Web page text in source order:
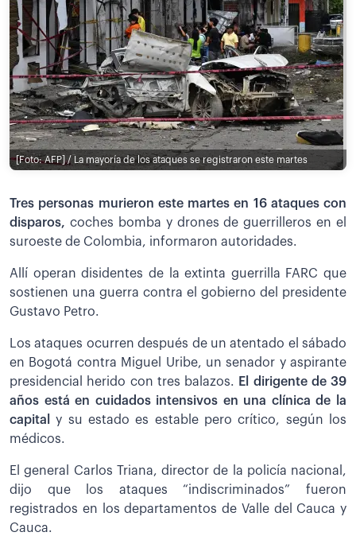
[Foto: AFP] / La mayoría de los ataques se registraron este martes
Tres personas murieron este martes en 16 ataques con
disparos, coches bomba y drones de guerrilleros en el
suroeste de Colombia, informaron autoridades.
Allí operan disidentes de la extinta guerrilla FARC que
sostienen una guerra contra el gobierno del presidente
Gustavo Petro.
Los ataques ocurren después de un atentado el sábado
en Bogotá contra Miguel Uribe, un senador y aspirante
presidencial herido con tres balazos.
El dirigente de 39
años está en cuidados intensivos en una clínica de la
capitaly su estado es estable pero crítico, según los
médicos.
El general Carlos Triana, director de la policía nacional,
dijo que los ataques “indiscriminados” fueron
registrados en los departamentos de Valle del Cauca y
Cauca.